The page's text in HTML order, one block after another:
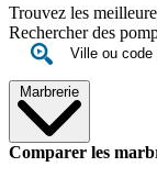
Trouvez les
Rechercher des
Marbrerie
Comparer les